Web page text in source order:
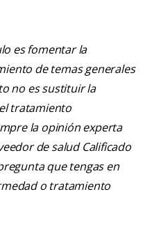
es fomentar la
de temas generales
no es sustituir la
tratamiento
la opinión experta
de salud Calificado
que tengas en
o tratamiento